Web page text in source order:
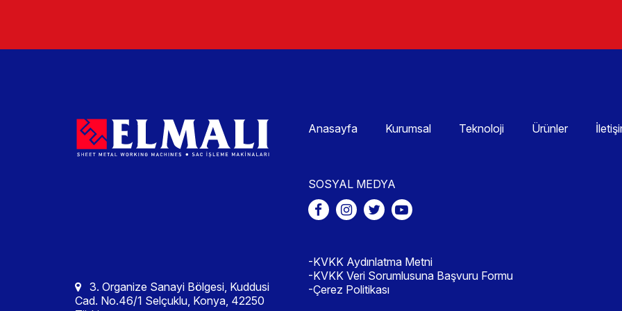
3. Organize Sanayi Bölgesi, Kuddusi
Cad. No.46/1 Selçuklu, Konya, 42250
Anasayfa Kurumsal Teknoloji Ürünler
SOSYAL MEDYA
-KVKK Aydınlatma Metni
-KVKK Veri Sorumlusuna Başvuru Formu
-Çerez Politikası